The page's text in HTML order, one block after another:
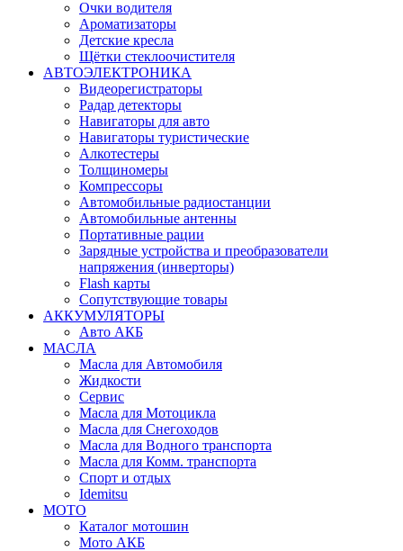
Очки водителя
Ароматизаторы
Детские кресла
Щётки стеклоочистителя
АВТОЭЛЕКТРОНИКА
Видеорегистраторы
Радар детекторы
Навигаторы для авто
Навигаторы туристические
Алкотестеры
Толщиномеры
Компрессоры
Автомобильные радиостанции
Автомобильные антенны
Портативные рации
Зарядные устройства и преобразователи
напряжения (инверторы)
Flash карты
Сопутствующие товары
АККУМУЛЯТОРЫ
Авто АКБ
МАСЛА
Масла для Автомобиля
Жидкости
Сервис
Масла для Мотоцикла
Масла для Снегоходов
Масла для Водного транспорта
Масла для Комм. транспорта
Спорт и отдых
Idemitsu
МОТО
Каталог мотошин
Мото АКБ